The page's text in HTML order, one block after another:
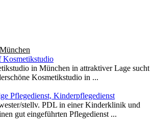
München
Kosmetikstudio
in München in attraktiver Lage sucht
Kosmetikstudio in ...
Pflegedienst, Kinderpflegedienst
stellv. PDL in einer Kinderklinik und
gut eingeführten Pflegedienst ...